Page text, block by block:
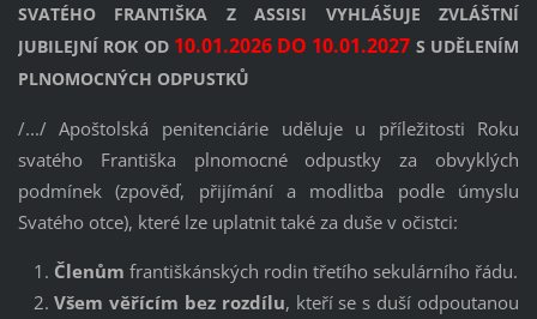
SVATÉHO FRANTIŠKA Z ASSISI VYHLÁŠUJE ZVLÁŠTNÍ
JUBILEJNÍ ROK OD 10.01.2026 DO 10.01.2027 S UDĚLENÍM
PLNOMOCNÝCH ODPUSTKŮ
/.../ Apoštolská penitenciárie uděluje u příležitosti Roku
svatého Františka plnomocné odpustky za obvyklých
podmínek (zpověď, přijímání a modlitba podle úmyslu
Svatého otce), které lze uplatnit také za duše v očistci:
Členům františkánských rodin třetího sekulárního řádu.
Všem věřícím bez rozdílu, kteří se s duší odpoutanou